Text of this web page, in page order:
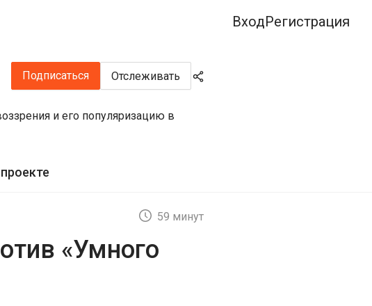
ВходРегистрация
Подписаться Отслеживать
и его популяризацию в
59 минут
«Умного